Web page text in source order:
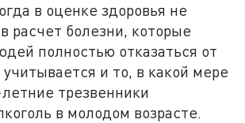
в оценке здоровья не
расчет болезни, которые
полностью отказаться от
и то, в какой мере
трезвенники
в молодом возрасте.